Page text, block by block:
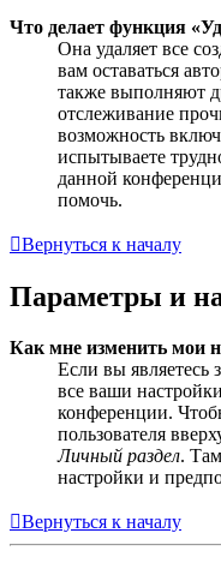
Что делает функция
Она удаляет все
вам оставаться
также выполняют
отслеживание
возможность
испытываете
данной
помочь.
Вернуться к началу
Параметры и
Как мне изменить мои
Если вы являетесь
все ваши
конференции.
пользователя
Личный раздел.
настройки и
Вернуться к началу